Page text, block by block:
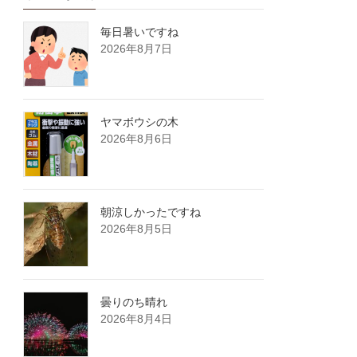
毎日暑いですね
2026年8月7日
ヤマボウシの木
2026年8月6日
朝涼しかったですね
2026年8月5日
曇りのち晴れ
2026年8月4日